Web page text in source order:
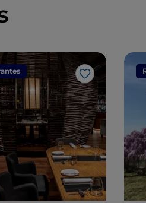
Me gusta